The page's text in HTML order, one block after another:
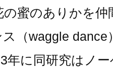
の蜜のありかを仲
ス（waggle
年に同研究はノ